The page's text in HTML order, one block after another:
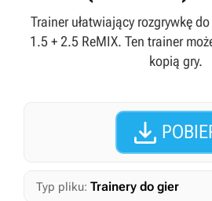
Trainer ułatwiający rozgrywkę
1.5 + 2.5 ReMIX. Ten trainer
kopią gry.

Typ pliku: Trainery do gier